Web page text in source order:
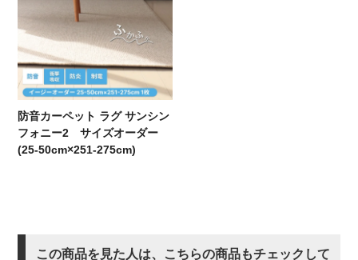
防音カーペット ラグ サンシン
フォニー2 サイズオーダー
(25-50cm×251-275cm)
この商品を見た人は、こちらの商品もチェックして